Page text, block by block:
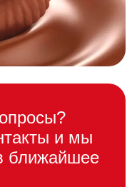
и мы
ближайшее